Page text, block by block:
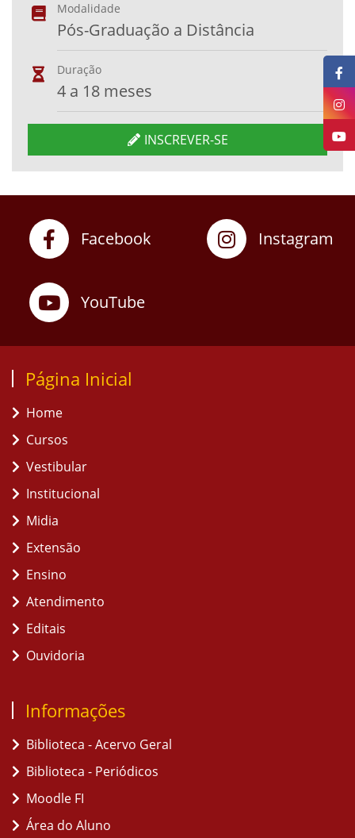
Modalidade
Pós-Graduação a Distância
Duração
4 a 18 meses
INSCREVER-SE
Facebook Instagram
YouTube
Página Inicial
Home
Cursos
Vestibular
Institucional
Midia
Extensão
Ensino
Atendimento
Editais
Ouvidoria
Informações
Biblioteca - Acervo Geral
Biblioteca - Periódicos
Moodle FI
Área do Aluno